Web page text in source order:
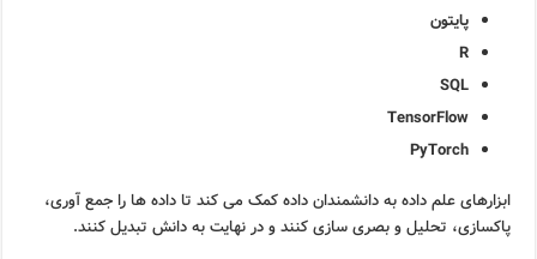
پایتون
R
SQL
TensorFlow
PyTorch
ابزارهای علم داده به دانشمندان داده کمک می کند تا داده ها را جمع آوری،
پاکسازی، تحلیل و بصری سازی کنند و در نهایت به دانش تبدیل کنند.